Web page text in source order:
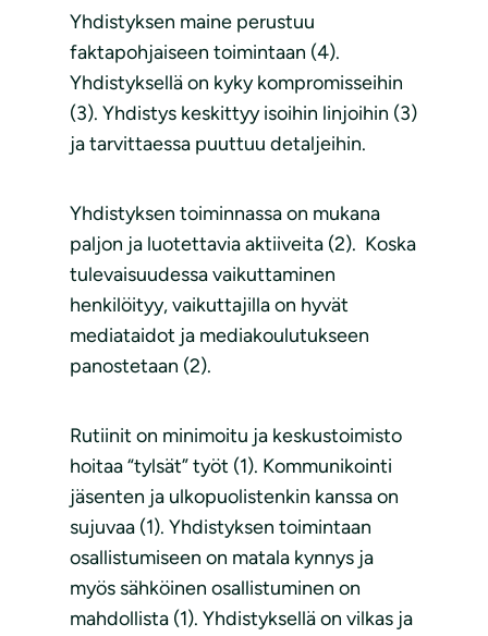
Yhdistyksen maine perustuu
faktapohjaiseen toimintaan (4).
Yhdistyksellä on kyky kompromisseihin
(3). Yhdistys keskittyy isoihin linjoihin (3)
ja tarvittaessa puuttuu detaljeihin.
Yhdistyksen toiminnassa on mukana
paljon ja luotettavia aktiiveita (2). Koska
tulevaisuudessa vaikuttaminen
henkilöityy, vaikuttajilla on hyvät
mediataidot ja mediakoulutukseen
panostetaan (2).
Rutiinit on minimoitu ja keskustoimisto
hoitaa “tylsät” työt (1). Kommunikointi
jäsenten ja ulkopuolistenkin kanssa on
sujuvaa (1). Yhdistyksen toimintaan
osallistumiseen on matala kynnys ja
myös sähköinen osallistuminen on
mahdollista (1). Yhdistyksellä on vilkas ja